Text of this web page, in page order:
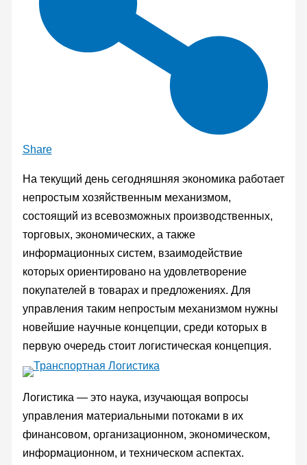
Share
На текущий день сегодняшняя экономика работает
непростым хозяйственным механизмом,
состоящий из всевозможных производственных,
торговых, экономических, а также
информационных систем, взаимодействие
которых ориентировано на удовлетворение
покупателей в товарах и предложениях. Для
управления таким непростым механизмом нужны
новейшие научные концепции, среди которых в
первую очередь стоит логистическая концепция.
Логистика — это наука, изучающая вопросы
управления материальными потоками в их
финансовом, организационном, экономическом,
информационном, и техническом аспектах.